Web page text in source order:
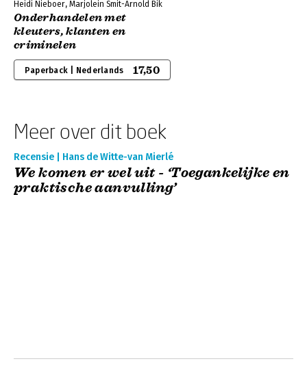
Heidi Nieboer, Marjolein Smit-Arnold Bik
Onderhandelen met
kleuters, klanten en
criminelen
Paperback | Nederlands 17,50
Meer over dit boek
Recensie | Hans de Witte-van Mierlé
We komen er wel uit - ‘Toegankelijke en
praktische aanvulling’